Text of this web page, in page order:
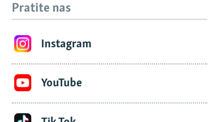
Pratite nas
Instagram
YouTube